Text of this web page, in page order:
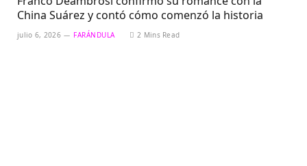
China Suárez y contó cómo comenzó la historia
julio 6, 2026 FARÁNDULA 2 Mins Read